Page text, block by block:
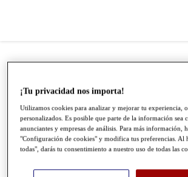
¡Tu privacidad nos importa!
Utilizamos cookies para analizar y mejorar tu experiencia,
personalizados. Es posible que parte de la información sea
anunciantes y empresas de análisis. Para más información,
"Configuración de cookies" y modifica tus preferencias. Al
todas", darás tu consentimiento a nuestro uso de todas las